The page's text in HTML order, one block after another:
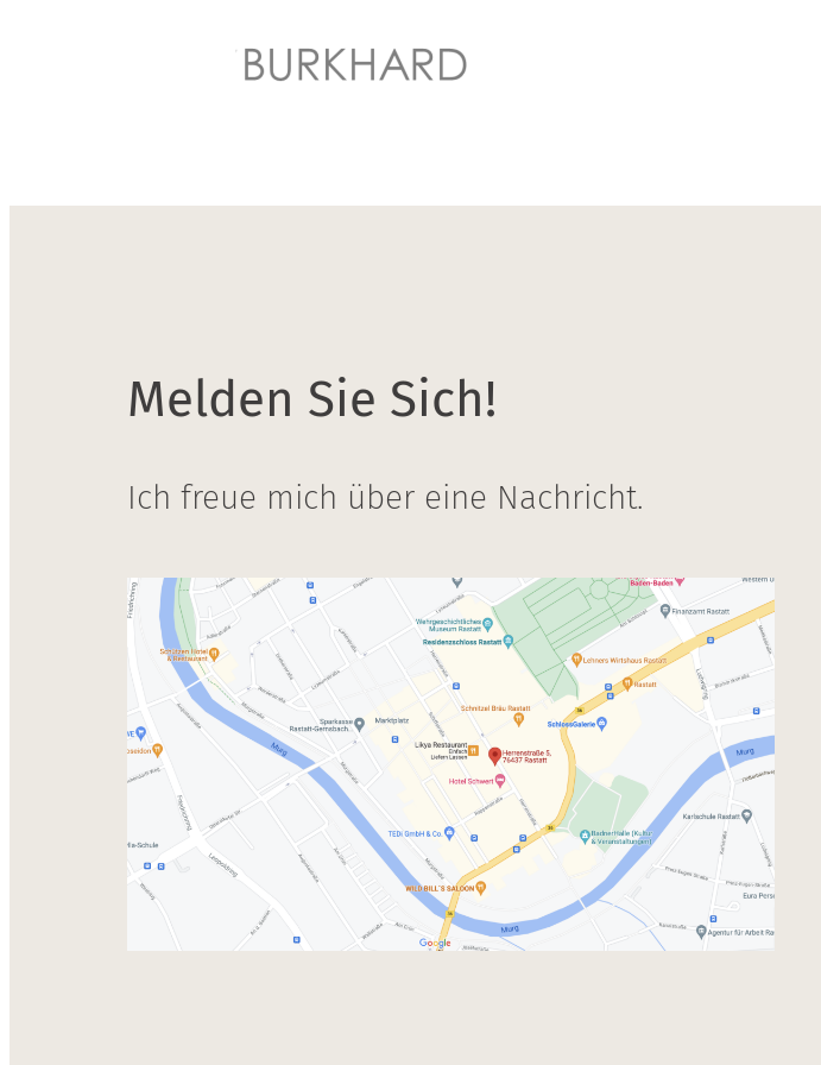
Melden Sie Sich!
Ich freue mich über eine Nachricht.